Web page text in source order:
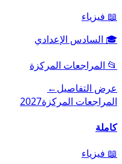
📖 فيزياء
🎓 السادس الإعدادي
📂 المراجعات المركزة
عرض التفاصيل←
المراجعات المركزة2027
كاملة
📖 فيزياء